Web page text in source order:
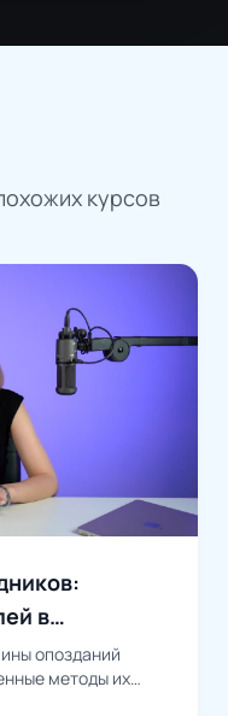
курсов
в
опозданий
методы их